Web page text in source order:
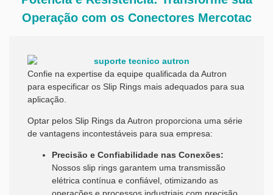
Operação com os Conectores Mercotac
Confie na expertise da equipe qualificada da Autron
para especificar os Slip Rings mais adequados para sua
aplicação.
Optar pelos Slip Rings da Autron proporciona uma série
de vantagens incontestáveis para sua empresa:
Precisão e Confiabilidade nas Conexões:
Nossos slip rings garantem uma transmissão
elétrica contínua e confiável, otimizando as